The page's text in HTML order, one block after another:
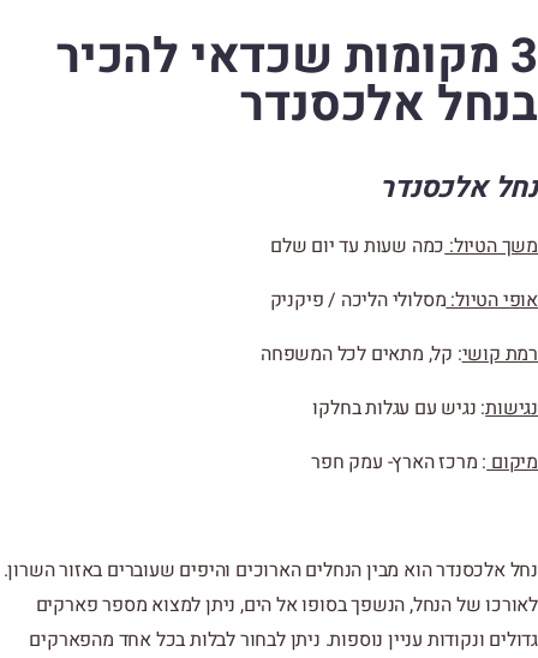
3 מקומות שכדאי להכיר
בנחל אלכסנדר
נחל אלכסנדר
משך הטיול:כמה שעות עד יום שלם
אופי הטיול:מסלולי הליכה / פיקניק
רמת קושי: קל, מתאים לכל המשפחה
נגישות: נגיש עם עגלות בחלקו
מיקום: מרכז הארץ- עמק חפר
נחל אלכסנדר הוא מבין הנחלים הארוכים והיפים שעוברים באזור השרון.
לאורכו של הנחל, הנשפך בסופו אל הים, ניתן למצוא מספר פארקים
גדולים ונקודות עניין נוספות. ניתן לבחור לבלות בכל אחד מהפארקים